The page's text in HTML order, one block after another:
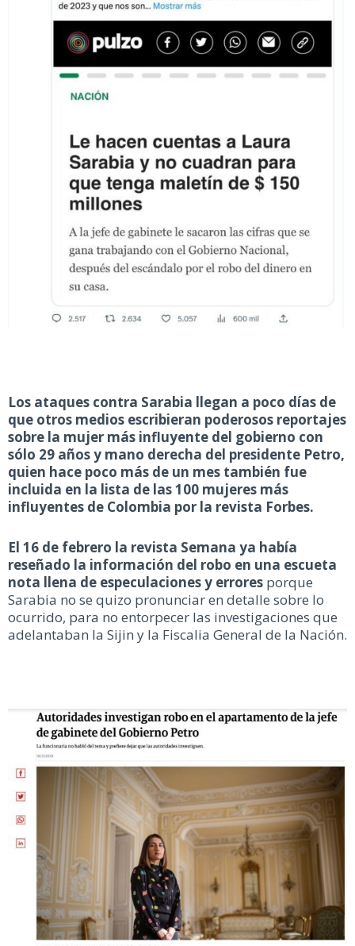
Los ataques contra Sarabia llegan a poco días de
que otros medios escribieran poderosos reportajes
sobre la mujer más influyente del gobierno con
sólo 29 años y mano derecha del presidente Petro,
quien hace poco más de un mes también fue
incluida en la lista de las 100 mujeres más
influyentes de Colombia por la revista Forbes.
El 16 de febrero la revista Semana ya había
reseñado la información del robo en una escueta
nota llena de especulaciones y errores porque
Sarabia no se quizo pronunciar en detalle sobre lo
ocurrido, para no entorpecer las investigaciones que
adelantaban la Sijin y la Fiscalia General de la Nación.